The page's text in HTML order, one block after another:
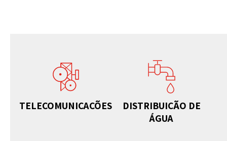
TELECOMUNICAÇÕES
DISTRIBUIÇÃO DE
ÁGUA